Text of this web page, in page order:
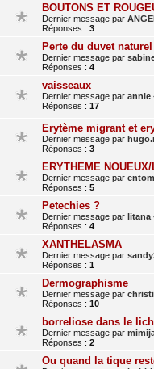
BOUTONS ET
Dernier message par
Réponses : 3
Perte du duvet naturel
Dernier message par
Réponses : 4
vaisseaux
Dernier message par annie
Réponses : 17
Erytème migrant et
Dernier message par
Réponses : 3
ERYTHEME
Dernier message par
Réponses : 5
Petechies ?
Dernier message par litana
Réponses : 4
XANTHELASMA
Dernier message par
Réponses : 1
Dermographisme
Dernier message par
Réponses : 10
borreliose dans le
Dernier message par
Réponses : 2
Ou quand la tique